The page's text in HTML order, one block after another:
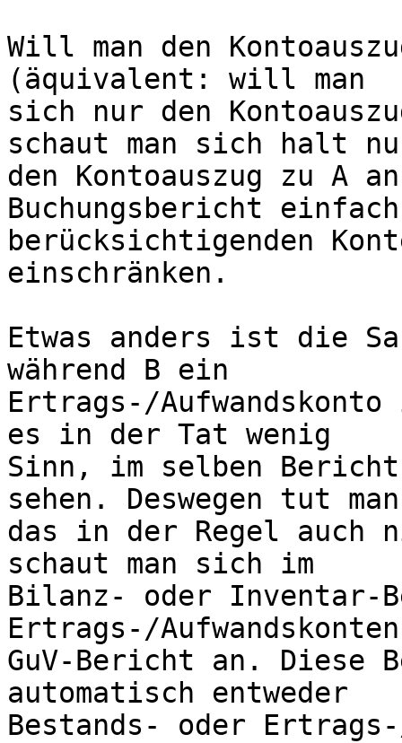
Will man den
(äquivalent: will man
sich nur den
schaut man sich halt
den Kontoauszug zu A
Buchungsbericht
berücksichtigenden
einschränken.
Etwas anders ist die
während B ein
Ertrags-/
es in der Tat wenig
Sinn, im selben Bericht
sehen. Deswegen tut man
das in der Regel auch
schaut man sich im
Bilanz- oder Inventar-
Ertrags-/
GuV-Bericht an. Diese
automatisch entweder
Bestands- oder